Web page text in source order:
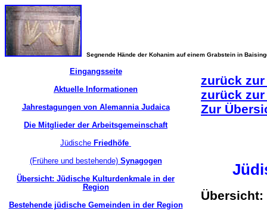
Segnende Hände der Kohanim auf einem Grabstein in
Eingangsseite
Aktuelle Informationen
Jahrestagungen von Alemannia Judaica
Die Mitglieder der Arbeitsgemeinschaft
Jüdische Friedhöfe
(Frühere und bestehende)Synagogen
Übersicht: Jüdische Kulturdenkmale in der
Region
Bestehende jüdische Gemeinden in der Region
zurück
zurück
Zur